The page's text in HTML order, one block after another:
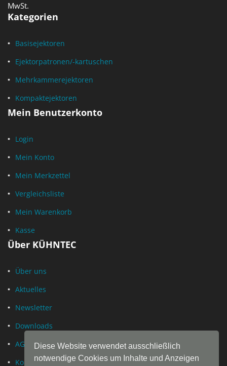
Diese Website verwendet ausschließlich
notwendige Cookies um Inhalte und Anzeigen
MwSt.
Kategorien
Basisejektoren
Ejektorpatronen/-kartuschen
Mehrkammerejektoren
Kompaktejektoren
Mein Benutzerkonto
Login
Mein Konto
Mein Merkzettel
Vergleichsliste
Mein Warenkorb
Kasse
Über KÜHNTEC
Über uns
Aktuelles
Newsletter
Downloads
AGB
Kontakt